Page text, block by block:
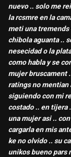
nuevo .. solo me
la rcsmre en la
meti una tremends
chibola aguanta ..
nesecidad o la
como habla y se
mujer bruscament
ratings no mentian
siguiendo con mi
costado .. en tijera
una mujer asi ..
cargarla en mis
ke no olvido .. su
unikos bueno pars